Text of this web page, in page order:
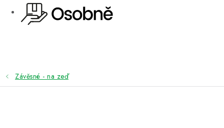
Závěsné - na zeď